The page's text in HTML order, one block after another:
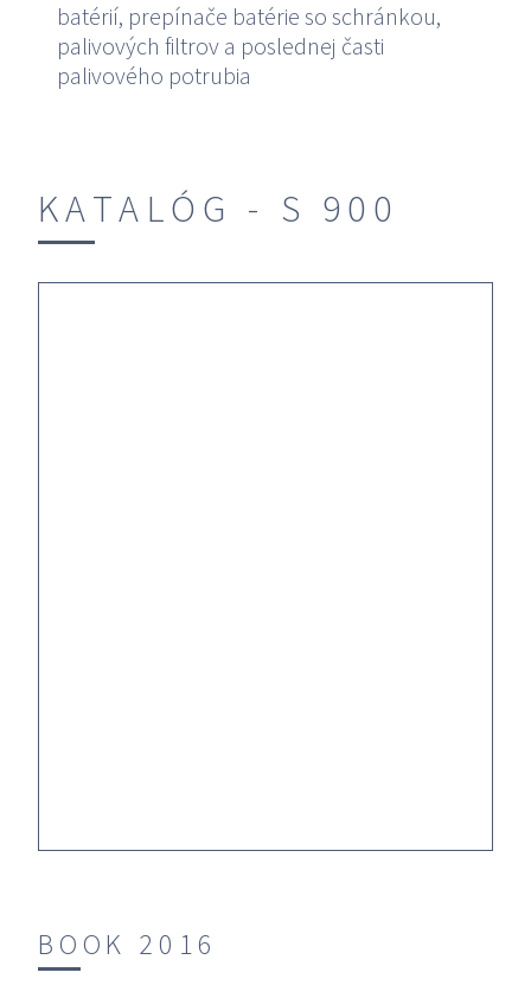
batérií, prepínače batérie so schránkou,
palivových filtrov a poslednej časti
palivového potrubia
KATALÓG - S 900
BOOK 2016